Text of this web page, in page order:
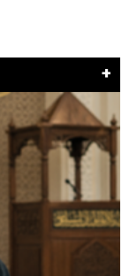
+